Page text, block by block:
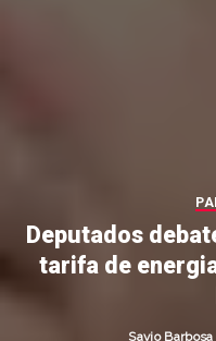
Deputados
tarifa de
Savio Barbosa